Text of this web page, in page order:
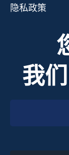
隐私政策
我